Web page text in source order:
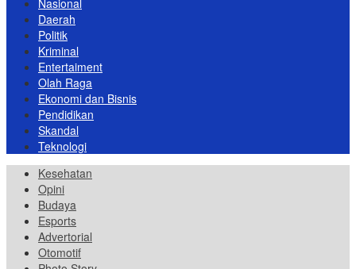
Nasional
Daerah
Politik
Kriminal
Entertaiment
Olah Raga
Ekonomi dan Bisnis
Pendidikan
Skandal
Teknologi
Kesehatan
Opini
Budaya
Esports
Advertorial
Otomotif